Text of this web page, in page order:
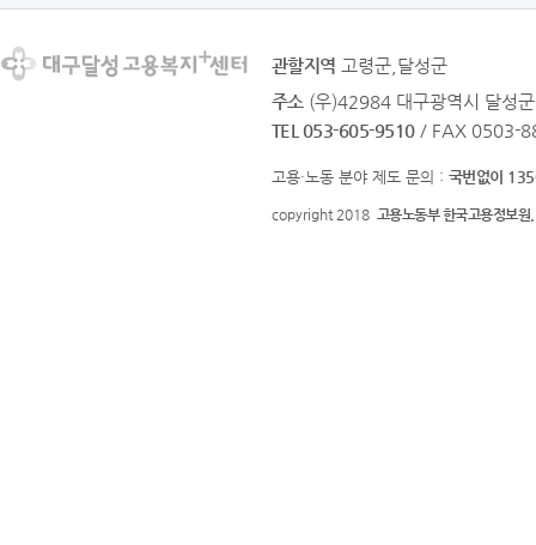
관할지역 고령군,달성군
주소 (우)42984 대구광역시 달성
TEL 053-605-9510 / FAX 0503-
고용·노동 분야 제도 문의 : 국번없이
copyright 2018 고용노동부 한국고용정보원.